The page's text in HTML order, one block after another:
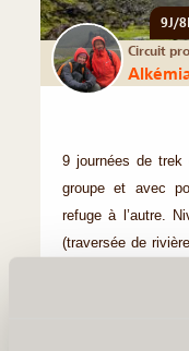
9J/
Circuit
9 journées de trek
groupe et avec
refuge à l’autre.
(traversée de